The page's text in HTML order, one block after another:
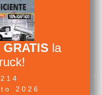
GRATIS la
2026